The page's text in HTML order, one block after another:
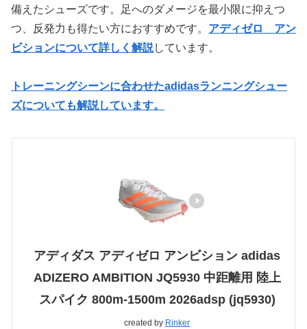
備えたシューズです。足へのダメージを最小限に抑えつ
つ、反発力も得たい方におすすめです。 アディゼロ アン
ビションについて詳しく解説しています。
トレーニングシーンに合わせたadidasランニングシュー
ズについても解説しています。
アディダス アディゼロ アンビション adidas
ADIZERO AMBITION JQ5930 中距離用 陸上
スパイク 800m-1500m 2026adsp (jq5930)
created by Rinker